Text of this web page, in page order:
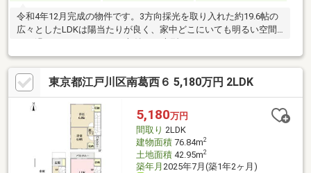
令和4年12月完成の物件です。3方向採光を取り入れた約19.6帖の
広々としたLDKは陽当たりが良く、家中どこにいても明るい空間
ット（WIC）を完備し、お荷物の多いご家族の衣類もすっきりと
片付きます。さらに2階バルコニーに加え、3階にはルーフバルコ
ニーも備わっています。周辺環境は、小学校・中学校、スーパ
ー、郵便局まで徒歩5分圏内と、日々の買い物や通学に便利な立地
です。車種を問わず駐車可能なスペースも完備しており、お車を
お持ちの方にもおすすめの住環境が整っています。
東京都江戸川区南葛西６ 5,180万円 2LDK
5,180万円
間取り 2LDK
建物面積76.84m2
土地面積42.95m2
築年月 2025年7月(築1年2ヶ月)